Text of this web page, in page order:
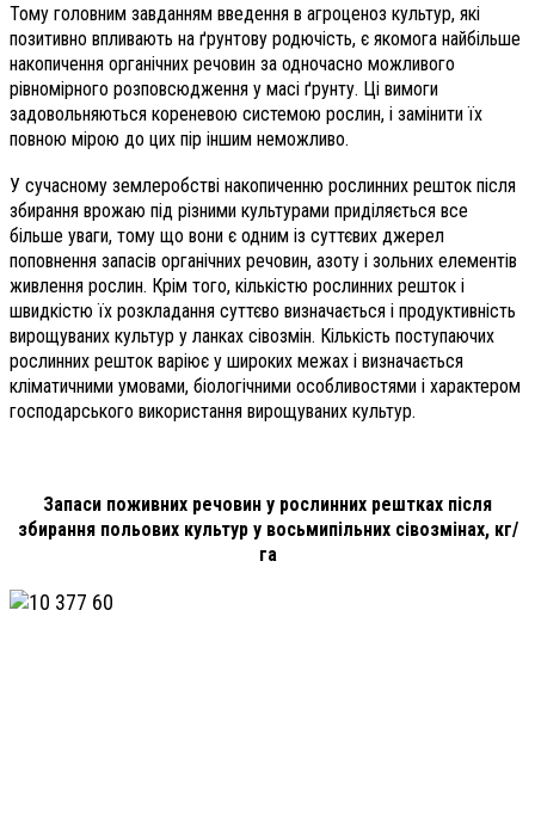
Тому головним завданням введення в агроценоз культур, які
позитивно впливають на ґрунтову родючість, є якомога найбільше
накопичення органічних речовин за одночасно можливого
рівномірного розповсюдження у масі ґрунту. Ці вимоги
задовольняються кореневою системою рослин, і замінити їх
повною мірою до цих пір іншим неможливо.
У сучасному землеробстві накопиченню рослинних решток після
збирання врожаю під різними культурами приділяється все
більше уваги, тому що вони є одним із суттєвих джерел
поповнення запасів органічних речовин, азоту і зольних елементів
живлення рослин. Крім того, кількістю рослинних решток і
швидкістю їх розкладання суттєво визначається і продуктивність
вирощуваних культур у ланках сівозмін. Кількість поступаючих
рослинних решток варіює у широких межах і визначає­ться
кліматичними умовами, біологічними особливостями і характером
господарського використання вирощуваних культур.
Запаси поживних речовин у рослинних рештках після
збирання польових культур у восьмипільних сівозмінах, кг/
га